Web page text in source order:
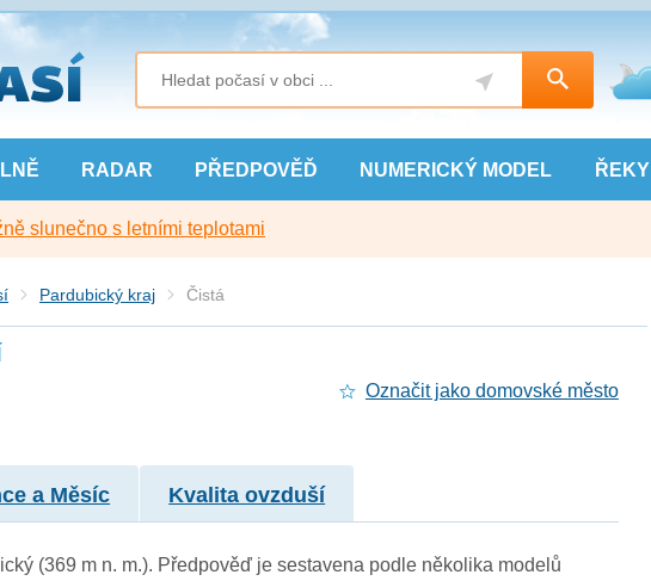
RADAR PŘEDPOVĚĎ NUMERICKÝ MODEL ŘEKY
slunečno s letními teplotami
Pardubický kraj Čistá
Označit jako domovské město
a Měsíc Kvalita ovzduší
(369 m n. m.). Předpověď je sestavena podle několika modelů